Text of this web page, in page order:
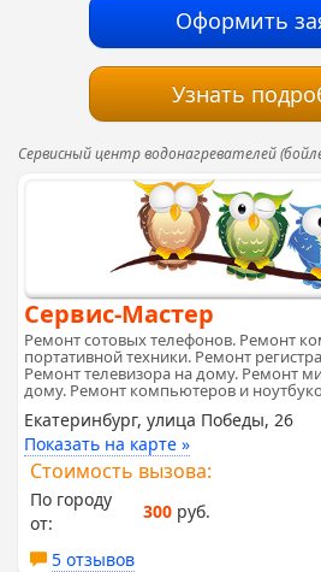
Оформить
Узнать
Сервисный центр водонагревателей
Сервис-Мастер
Ремонт сотовых телефонов. Ремонт
портативной техники. Ремонт
Ремонт телевизора на дому. Ремонт
дому. Ремонт компьютеров и
Екатеринбург, улица Победы, 26
Показать на карте »
Стоимость вызова:
По городу
от:
300 руб.
5 отзывов